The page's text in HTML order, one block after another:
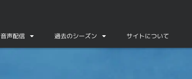
音声配信 過去のシーズン サイトについて